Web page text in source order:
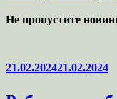
Не пропустите
Опубликовано
21.02.202421.02.2024